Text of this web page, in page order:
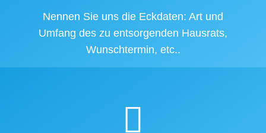
Nennen Sie uns die Eckdaten: Art und
Umfang des zu entsorgenden Hausrats,
Wunschtermin, etc..